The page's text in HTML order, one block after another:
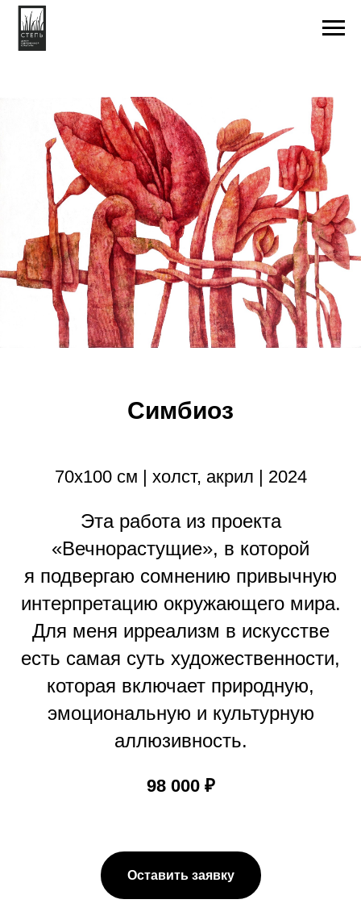
Симбиоз
70х100 см | холст, акрил | 2024
Эта работа из проекта
«Вечнорастущие», в которой
я подвергаю сомнению привычную
интерпретацию окружающего мира.
Для меня ирреализм в искусстве
есть самая суть художественности,
которая включает природную,
эмоциональную и культурную
аллюзивность.
98 000 ₽
Оставить заявку